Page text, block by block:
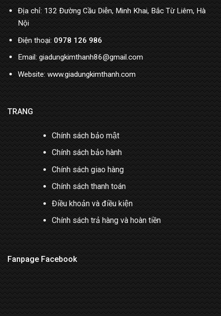
Địa chỉ: 132 Đường Cầu Diễn, Minh Khai, Bắc Từ Liêm, Hà
Nội
Điện thoại:0978 126 986
Email: giadungkimthanh86@gmail.com
Website: www.giadungkimthanh.com
TRANG
Chính sách bảo mật
Chính sách bảo hành
Chính sách giao hàng
Chính sách thanh toán
Điều khoản và điều kiện
Chính sách trả hàng và hoàn tiền
Fanpage Facebook